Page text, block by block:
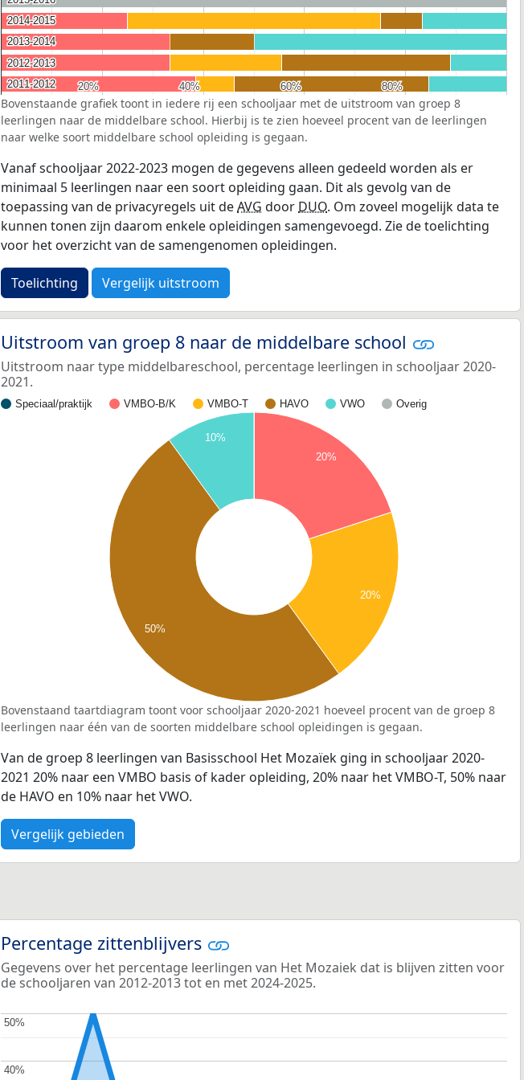
20%
20% 40%
40% 60%
60% 80%
80%
2014-2015
2014-2015
2013-2014
2013-2014
2012-2013
2012-2013
2011-2012
2011-2012
Bovenstaande grafiek toont in iedere rij een schooljaar met de uitstroom van groep 8
leerlingen naar de middelbare school. Hierbij is te zien hoeveel procent van de leerlingen
naar welke soort middelbare school opleiding is gegaan.
Vanaf schooljaar 2022-2023 mogen de gegevens alleen gedeeld worden als er
minimaal 5 leerlingen naar een soort opleiding gaan. Dit als gevolg van de
toepassing van de privacyregels uit deAVG door DUO. Om zoveel mogelijk data te
kunnen tonen zijn daarom enkele opleidingen samengevoegd. Zie de toelichting
voor het overzicht van de samengenomen opleidingen.
Toelichting Vergelijk uitstroom
Uitstroom van groep 8 naar de middelbare school
Uitstroom naar type middelbareschool, percentage leerlingen in schooljaar 2020-
2021.
Speciaal/praktijk VMBO-B/K VMBO-T HAVO VWO Overig
20%
20%
10%
50%
Bovenstaand taartdiagram toont voor schooljaar 2020-2021 hoeveel procent van de groep 8
leerlingen naar één van de soorten middelbare school opleidingen is gegaan.
Van de groep 8 leerlingen van Basisschool Het Mozaïek ging in schooljaar 2020-
2021 20% naar een VMBO basis of kader opleiding, 20% naar het VMBO-T, 50% naar
de HAVO en 10% naar het VWO.
Vergelijk gebieden
Percentage zittenblijvers
Gegevens over het percentage leerlingen van Het Mozaiek dat is blijven zitten voor
de schooljaren van 2012-2013 tot en met 2024-2025.
40%
40%
50%
50%